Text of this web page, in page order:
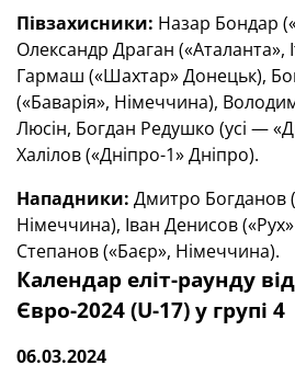
Півзахисники: Назар Бондар
Олександр Драган («Аталанта»,
Гармаш («Шахтар» Донецьк),
(«Баварія», Німеччина),
Люсін, Богдан Редушко (усі —
Халілов («Дніпро-1» Дніпро).
Нападники: Дмитро Богданов
Німеччина), Іван Денисов
Степанов («Баєр», Німеччина).
Календар еліт-раунду
Євро-2024 (U-17) у групі 4
06.03.2024